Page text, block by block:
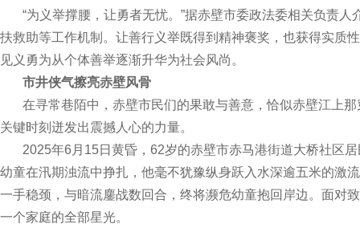
“为义举撑腰，让勇者无忧。”据赤壁市委政法委相关负责人
扶救助等工作机制。让善行义举既得到精神褒奖，也获得实质
见义勇为从个体善举逐渐升华为社会风尚。
市井侠气擦亮赤壁风骨
在寻常巷陌中，赤壁市民们的果敢与善意，恰似赤壁江上那
关键时刻迸发出震撼人心的力量。
2025年6月15日黄昏，62岁的赤壁市赤马港街道大桥社区居
幼童在汛期浊流中挣扎，他毫不犹豫纵身跃入水深逾五米的激
一手稳颈，与暗流鏖战数回合，终将濒危幼童抱回岸边。面对
一个家庭的全部星光。